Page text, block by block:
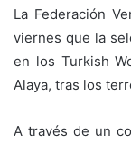
La Federación
viernes que la
en los Turkish
Alaya, tras los
A través de un